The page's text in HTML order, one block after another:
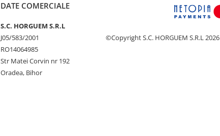
DATE COMERCIALE
S.C. HORGUEM S.R.L
J05/583/2001
RO14064985
Str Matei Corvin nr 192
Oradea, Bihor
©Copyright S.C. HORGUEM S.R.L 2026